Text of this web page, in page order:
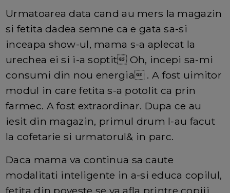
Urmatoarea data cand au mers la magazin
si fetita dadea semne ca e gata sa-si
inceapa show-ul, mama s-a aplecat la
urechea ei si i-a soptit Oh, incepi sa-mi
consumi din nou energia . A fost uimitor
modul in care fetita s-a potolit ca prin
farmec. A fost extraordinar. Dupa ce au
iesit din magazin, primul drum l-au facut
la cofetarie si urmatorul& in parc.
Daca mama va continua sa caute
modalitati inteligente in a-si educa copilul,